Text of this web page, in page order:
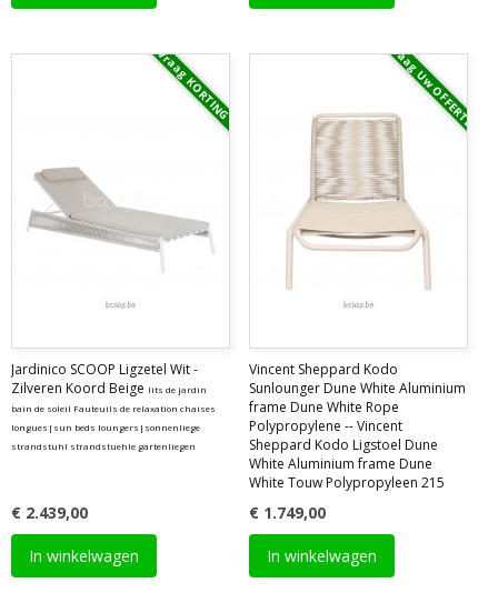
Vraag KORTING
Jardinico SCOOP Ligzetel Wit -
Zilveren Koord Beige lits de jardin
bain de soleil Fauteuils de relaxation chaises
longues|sun beds loungers|sonnenliege
strandstuhl strandstuehle gartenliegen
€ 2.439,00
In winkelwagen
Vraag Uw OFFERTE
Vincent Sheppard Kodo
Sunlounger Dune White Aluminium
frame Dune White Rope
Polypropylene -- Vincent
Sheppard Kodo Ligstoel Dune
White Aluminium frame Dune
White Touw Polypropyleen 215
€ 1.749,00
In winkelwagen